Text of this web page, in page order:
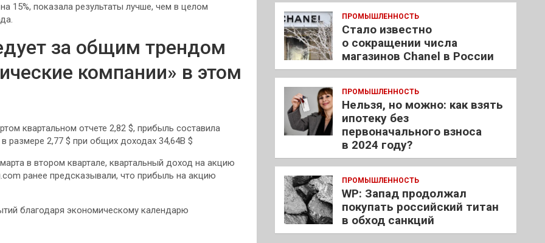
15%, показала результаты лучше, чем в целом
за общим трендом
компании» в этом
квартальном отчете 2,82 $, прибыль составила
размере 2,77 $ при общих доходах 34,64B $
в втором квартале, квартальный доход на акцию
ранее предсказывали, что прибыль на акцию
благодаря экономическому календарю
ПРОМЫШЛЕННОСТЬ
Стало известно
о сокращении числа
магазинов Chanel в России
ПРОМЫШЛЕННОСТЬ
Нельзя, но можно: как взять
ипотеку без
первоначального взноса
в 2024 году?
ПРОМЫШЛЕННОСТЬ
WP: Запад продолжал
покупать российский титан
в обход санкций